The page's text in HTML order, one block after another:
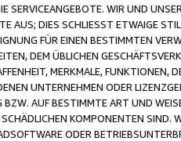
SERVICEANGEBOTE. WIR UND
AUS; DIES SCHLIESST ETWAIGE
FÜR EINEN BESTIMMTEN
DEM ÜBLICHEN
MERKMALE, FUNKTIONEN,
UNTERNEHMEN ODER
AUF BESTIMMTE ART UND
KOMPONENTEN
ODER